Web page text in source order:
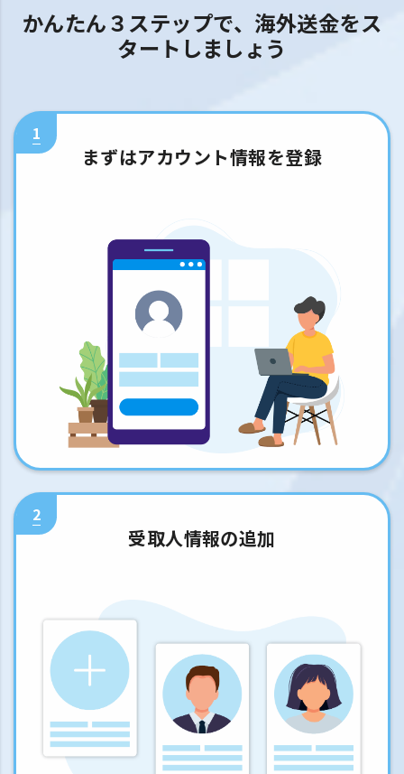
かんたん３ステップで、海外送金をス
タートしましょう
1
まずはアカウント情報を登録
2
受取人情報の追加